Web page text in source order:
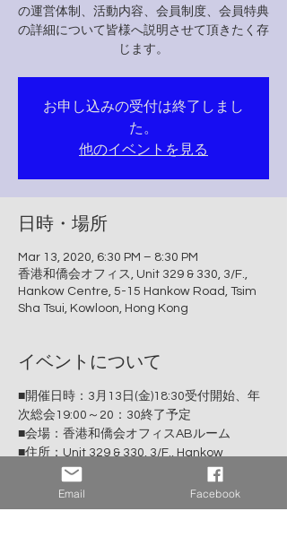
の運営体制、活動内容、会員制度、会員特典
の詳細について皆様へ説明させて頂きたく存
じます。
お申し込みの受付は終了しまし
た。
他のイベントを見る
日時・場所
Mar 13, 2020, 6:30 PM – 8:30 PM
香港和僑会オフィス, Unit 329 & 330, 3/F.,
Hankow Centre, 5-15 Hankow Road, Tsim
Sha Tsui, Kowloon, Hong Kong
イベントについて
■開催日時：3月13日(金)18:30受付開始、年
次総会19:00～20：30終了予定
■会場：香港和僑会オフィスABルーム
■住所：Unit 329 & 330, 3/F., Hankow
Centre, 5-15 Hankow Road, Tsim Sha Tsui,
Kowloon, Hong Kong (MTR尖沙咀駅上のショ
ッピングモール｢i Square｣のHまたはC１出
Email Facebook